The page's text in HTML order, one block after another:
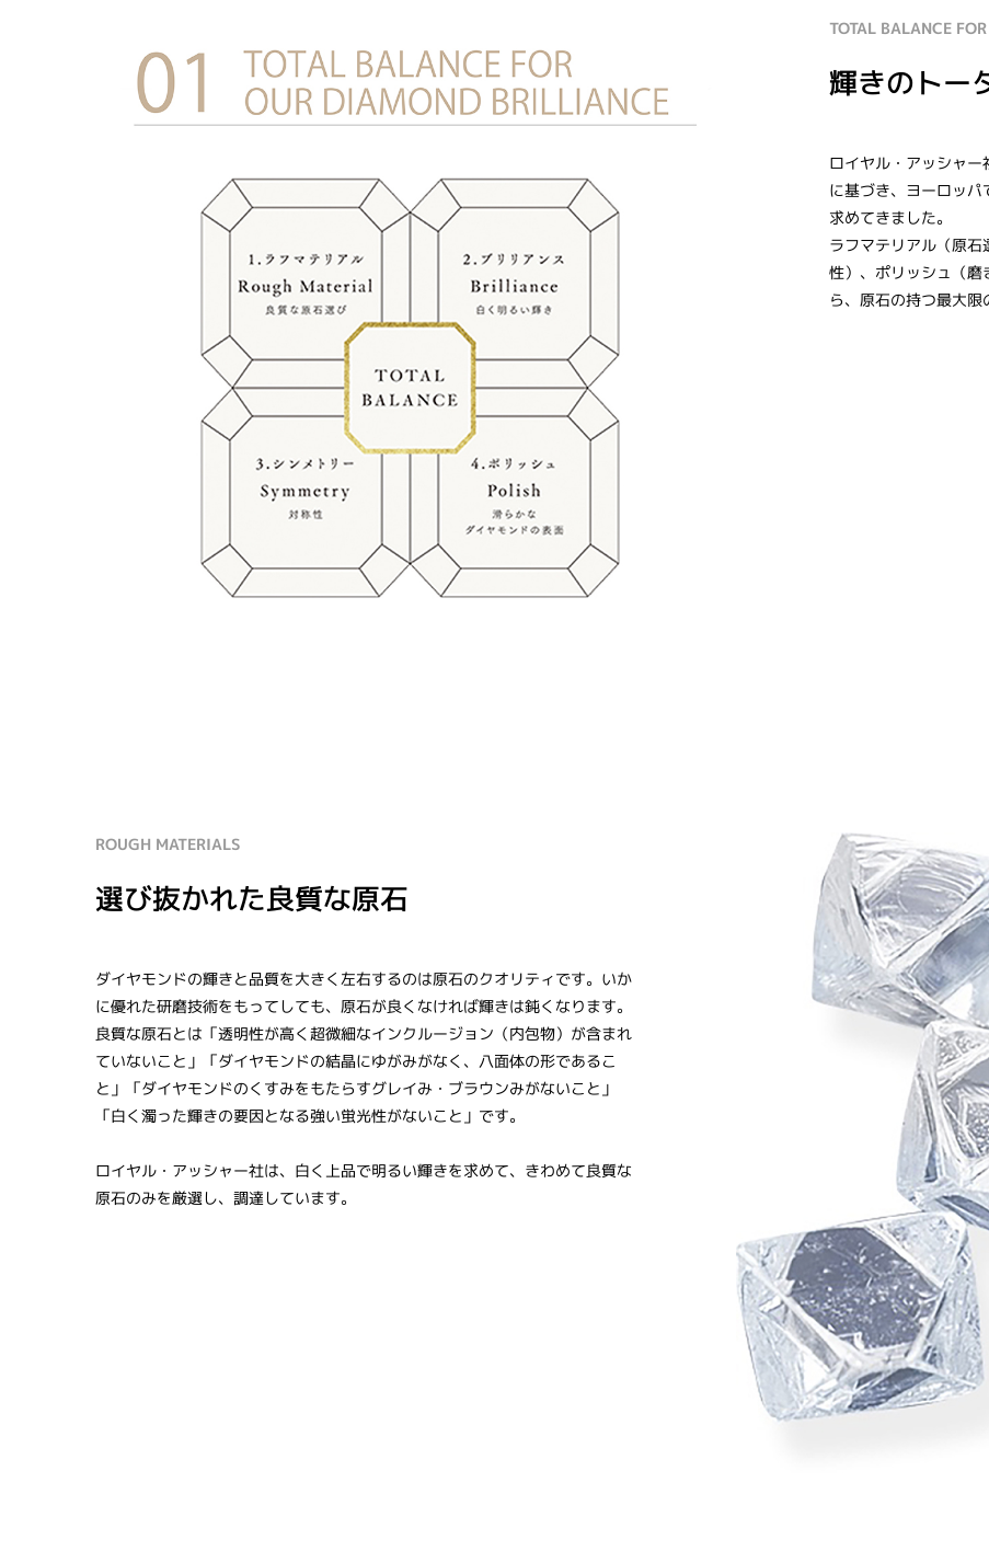
TOTAL BALANCE
輝きのトー
ロイヤル・アッシャ
に基づき、ヨーロッ
求めてきました。
ラフマテリアル（原
性）、ポリッシュ（
ら、原石の持つ最大限
ROUGH MATERIALS
選び抜かれた良質な原石
ダイヤモンドの輝きと品質を大きく左右するのは原石のクオリティです。いか
に優れた研磨技術をもってしても、原石が良くなければ輝きは鈍くなります。
良質な原石とは「透明性が高く超微細なインクルージョン（内包物）が含まれ
ていないこと」「ダイヤモンドの結晶にゆがみがなく、八面体の形であるこ
と」「ダイヤモンドのくすみをもたらすグレイみ・ブラウンみがないこと」
「白く濁った輝きの要因となる強い蛍光性がないこと」です。
ロイヤル・アッシャー社は、白く上品で明るい輝きを求めて、きわめて良質な
原石のみを厳選し、調達しています。